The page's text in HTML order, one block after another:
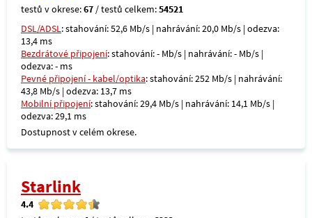
testů v okrese:67 / testů celkem:54521
DSL/ADSL: stahování: 52,6 Mb/s | nahrávání: 20,0 Mb/s | odezva:
13,4 ms
Bezdrátové připojení: stahování: - Mb/s | nahrávání: - Mb/s |
odezva: - ms
Pevné připojení - kabel/optika: stahování: 252 Mb/s | nahrávání:
43,8 Mb/s | odezva: 13,7 ms
Mobilní připojení: stahování: 29,4 Mb/s | nahrávání: 14,1 Mb/s |
odezva: 29,1 ms
Dostupnost v celém okrese.
Starlink
4.4